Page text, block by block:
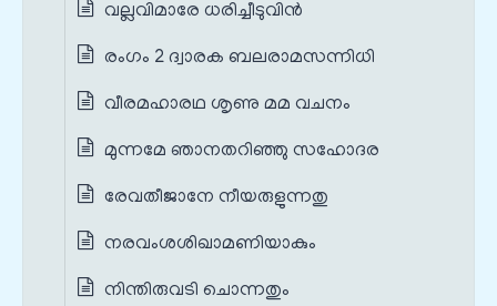
വല്ലവിമാരേ ധരിച്ചീടുവിൻ
രംഗം 2 ദ്വാരക ബലരാമസന്നിധി
വീരമഹാരഥ ശൃണു മമ വചനം
മുന്നമേ ഞാനതറിഞ്ഞു സഹോദര
രേവതീജാനേ നീയരുളുന്നതു
നരവംശശിഖാമണിയാകും
നിന്തിരുവടി ചൊന്നതും